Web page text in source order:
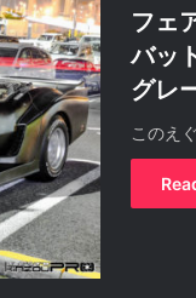
フェ
バッ
グレ
このえ